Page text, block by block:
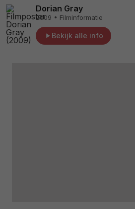
Dorian Gray
2009 • Filminformatie
Bekijk alle info